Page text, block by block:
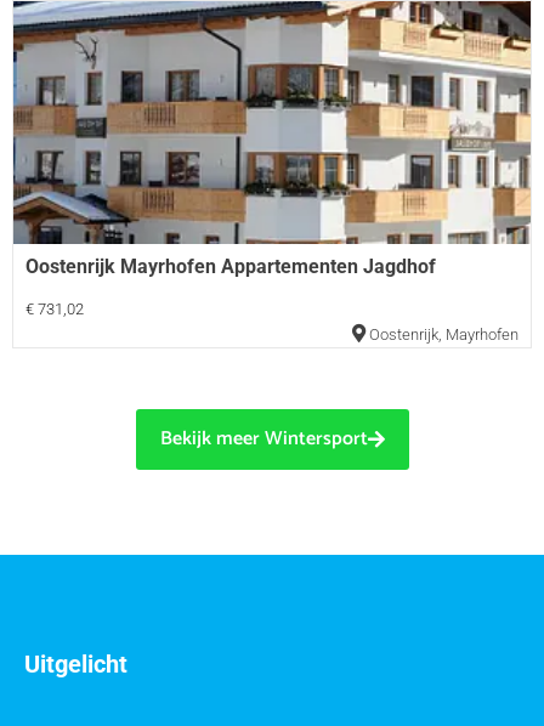
Oostenrijk Mayrhofen Appartementen Jagdhof
€ 731,02
Oostenrijk, Mayrhofen
Bekijk meer Wintersport
Uitgelicht